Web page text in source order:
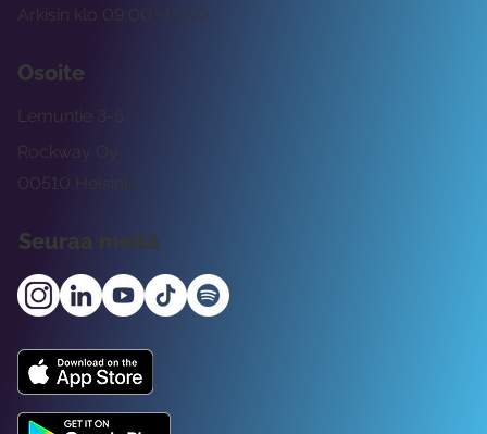
Arkisin klo 09:00 -15:00
Osoite
Rockway Oy
Lemuntie 3-5
00510 Helsinki
Seuraa meitä